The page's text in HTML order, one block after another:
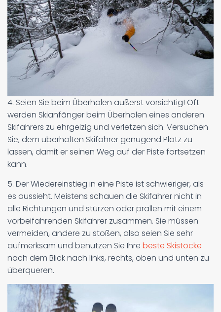
4. Seien Sie beim Überholen äußerst vorsichtig! Oft
werden Skianfänger beim Überholen eines anderen
Skifahrers zu ehrgeizig und verletzen sich. Versuchen
Sie, dem überholten Skifahrer genügend Platz zu
lassen, damit er seinen Weg auf der Piste fortsetzen
kann.
5. Der Wiedereinstieg in eine Piste ist schwieriger, als
es aussieht. Meistens schauen die Skifahrer nicht in
alle Richtungen und stürzen oder prallen mit einem
vorbeifahrenden Skifahrer zusammen. Sie müssen
vermeiden, andere zu stoßen, also seien Sie sehr
aufmerksam und benutzen Sie Ihre beste Skistöcke
nach dem Blick nach links, rechts, oben und unten zu
überqueren.